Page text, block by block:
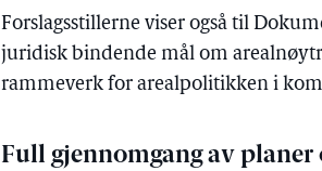
Forslagsstillerne viser også til
juridisk bindende mål om
rammeverk for arealpolitikken i
Full gjennomgang av planer